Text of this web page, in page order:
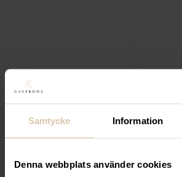
Samtycke Information
Denna webbplats använder cookies
Från31,20
VÄLJ